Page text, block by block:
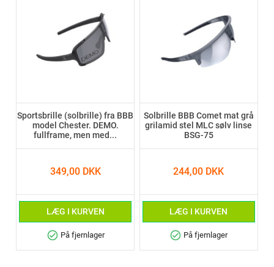
Sportsbrille (solbrille) fra BBB
model Chester. DEMO.
fullframe, men med...
349,00 DKK
LÆG I KURVEN
check_circle På fjernlager
Solbrille BBB Comet mat grå
grilamid stel MLC sølv linse
BSG-75
244,00 DKK
LÆG I KURVEN
check_circle På fjernlager